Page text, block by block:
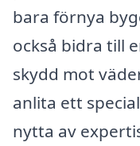
bara förnya
också bidra till
skydd mot
anlita ett
nytta av